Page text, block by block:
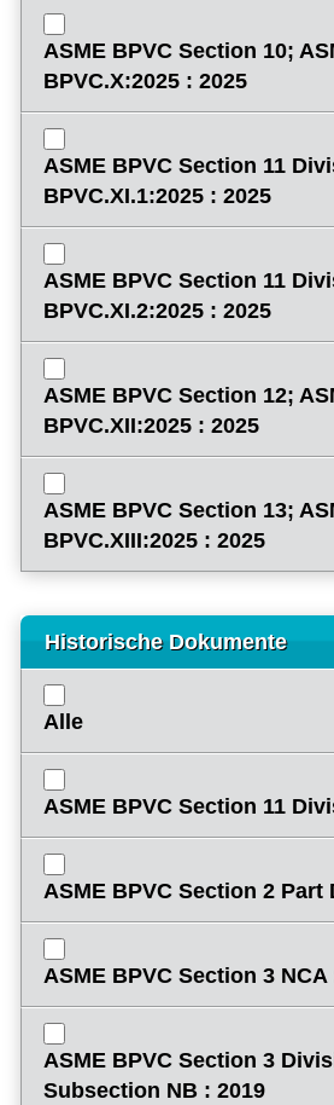
ASME BPVC Section 10;
BPVC.X:2025 : 2025
ASME BPVC Section 11
BPVC.XI.1:2025 : 2025
ASME BPVC Section 11
BPVC.XI.2:2025 : 2025
ASME BPVC Section 12;
BPVC.XII:2025 : 2025
ASME BPVC Section 13;
BPVC.XIII:2025 : 2025
Historische Dokumente
Alle
ASME BPVC Section 11
ASME BPVC Section 2 Part
ASME BPVC Section 3 NCA
ASME BPVC Section 3
Subsection NB : 2019